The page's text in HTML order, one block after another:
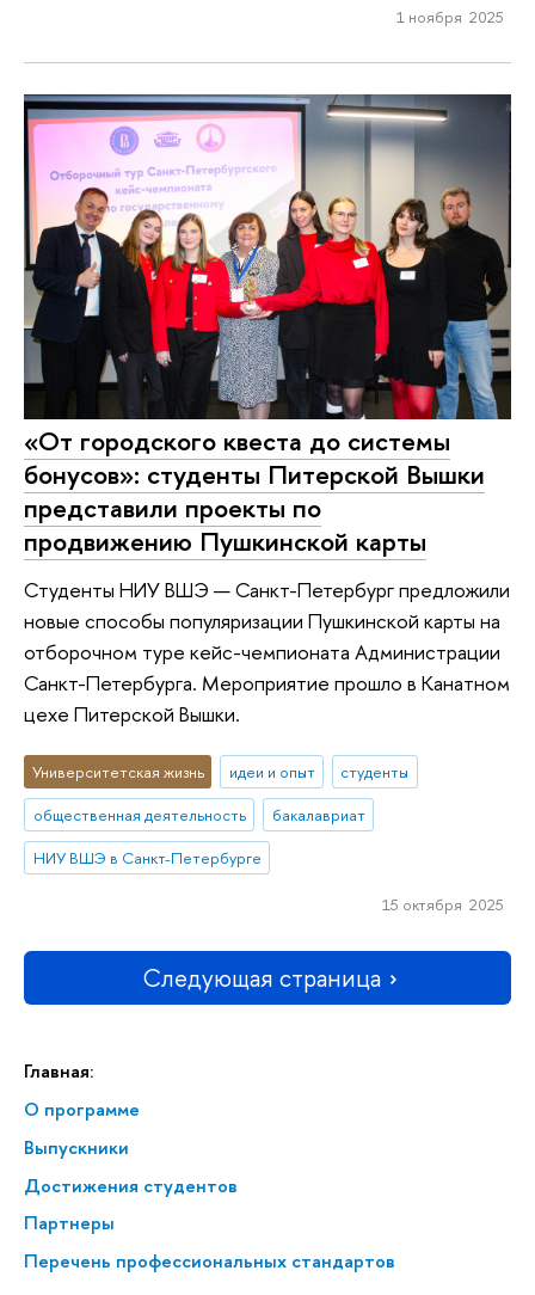
Главная:
О программе
Выпускники
Достижения студентов
Партнеры
Перечень профессиональных стандартов
1 ноября 2025
«От городского квеста до системы
бонусов»: студенты Питерской Вышки
представили проекты по
продвижению Пушкинской карты
Студенты НИУ ВШЭ — Санкт-Петербург предложили
новые способы популяризации Пушкинской карты на
отборочном туре кейс-чемпионата Администрации
Санкт-Петербурга. Мероприятие прошло в Канатном
цехе Питерской Вышки.
Университетская жизнь идеи и опыт
студенты
общественная деятельность
бакалавриат
НИУ ВШЭ в Санкт-Петербурге
15 октября 2025
Следующая страница